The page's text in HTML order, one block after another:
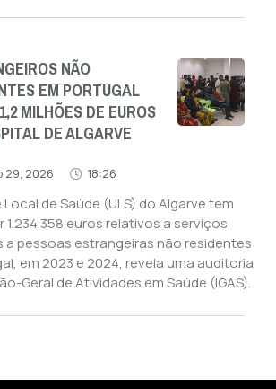
NÃO
EM PORTUGAL
MILHÕES DE EUROS
DE ALGARVE
29, 2026 18:26
Local de Saúde (ULS) do Algarve tem
1.234.358 euros relativos a serviços
a pessoas estrangeiras não residentes
em 2023 e 2024, revela uma auditoria
Geral de Atividades em Saúde (IGAS).